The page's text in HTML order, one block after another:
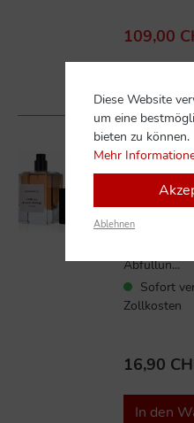
109,00
ml
5 ml
Abfüllun...
Sofort
Zollkosten
16,90
In den
Diese Website
um eine
bieten zu können.
Mehr
Ablehnen